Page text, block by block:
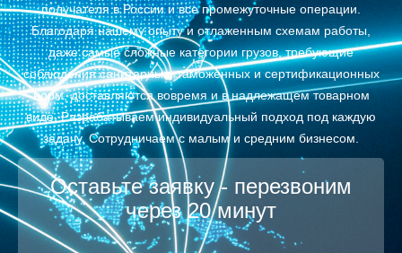
получателя в России и все промежуточные операции.
Благодаря нашему опыту и отлаженным схемам работы,
даже самые сложные категории грузов, требующие
соблюдения санитарных, таможенных и сертификационных
норм, доставляются вовремя и в надлежащем товарном
виде. Разрабатываем индивидуальный подход под каждую
задачу. Сотрудничаем с малым и средним бизнесом.
Оставьте заявку - перезвоним
через 20 минут